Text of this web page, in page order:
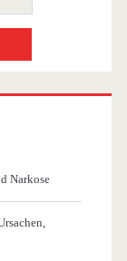
Narkose